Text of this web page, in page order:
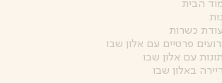
הבית
כשרות
פרטיים עם אלון שבו
עם אלון שבו
באלון שבו